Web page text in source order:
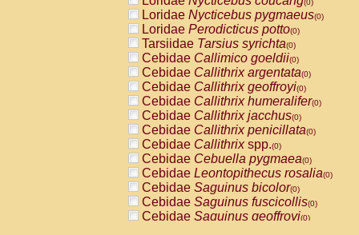
(0)
Loridae Nycticebus pygmaeus(0)
Loridae Perodicticus potto(0)
Tarsiidae Tarsius syrichta(0)
Cebidae Callimico goeldii(0)
Cebidae Callithrix argentata(0)
Cebidae Callithrix geoffroyi(0)
Cebidae Callithrix humeralifer(0)
Cebidae Callithrix jacchus(0)
Cebidae Callithrix penicillata(0)
Cebidae Callithrixspp.(0)
Cebidae Cebuella pygmaea(0)
Cebidae Leontopithecus rosalia(0)
Cebidae Saguinus bicolor(0)
Cebidae Saguinus fuscicollis(0)
Cebidae Saguinus geoffroyi(0)